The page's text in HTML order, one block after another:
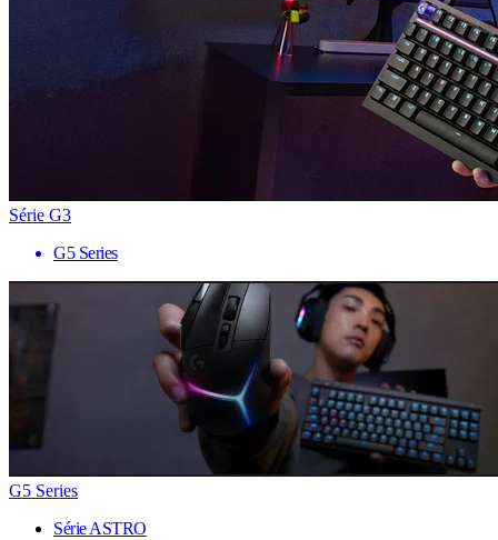
Série G3
G5 Series
G5 Series
Série ASTRO